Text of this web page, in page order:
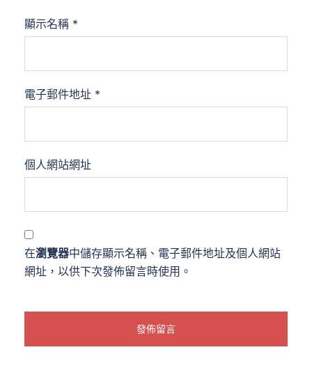
顯示名稱 *
電子郵件地址 *
個人網站網址
在瀏覽器中儲存顯示名稱、電子郵件地址及個人網站
網址，以供下次發佈留言時使用。